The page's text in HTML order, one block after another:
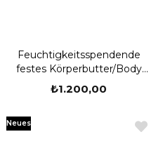
Feuchtigkeitsspendende
festes Körperbutter/Body
Butter
₺1.200,00
Neues